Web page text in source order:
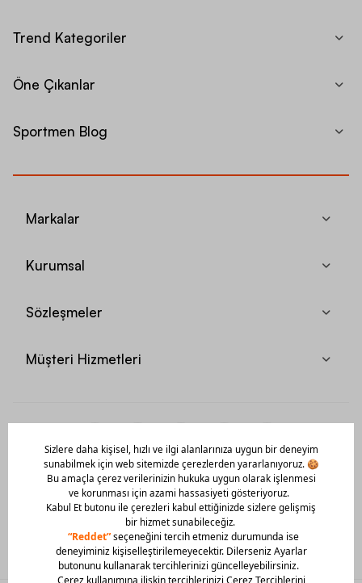
Trend Kategoriler
Öne Çıkanlar
Sportmen Blog
Markalar
Kurumsal
Sözleşmeler
Müşteri Hizmetleri
Mobil Uygulamamızı Hemen İndir!